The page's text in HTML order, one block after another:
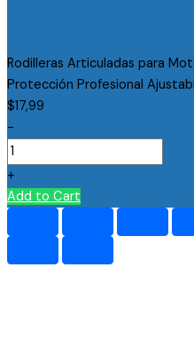
Rodilleras Articuladas para
Protección Profesional
$17,99
-
+
Add to Cart